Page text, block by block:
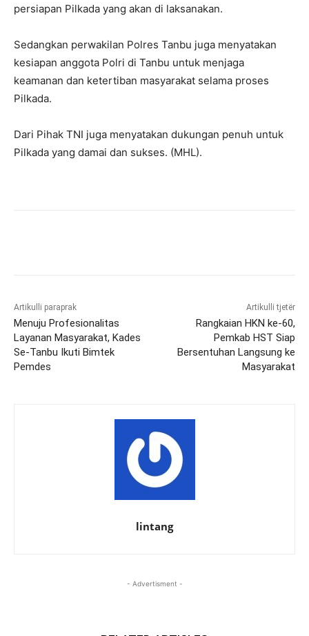
persiapan Pilkada yang akan di laksanakan.
Sedangkan perwakilan Polres Tanbu juga menyatakan
kesiapan anggota Polri di Tanbu untuk menjaga
keamanan dan ketertiban masyarakat selama proses
Pilkada.
Dari Pihak TNI juga menyatakan dukungan penuh untuk
Pilkada yang damai dan sukses. (MHL).
Artikulli paraprak
Menuju Profesionalitas
Layanan Masyarakat, Kades
Se-Tanbu Ikuti Bimtek
Pemdes
Artikulli tjetër
Rangkaian HKN ke-60,
Pemkab HST Siap
Bersentuhan Langsung ke
Masyarakat
lintang
- Advertisment -